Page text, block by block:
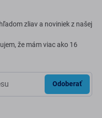
zliav a noviniek z našej
že mám viac ako 16
Odoberať